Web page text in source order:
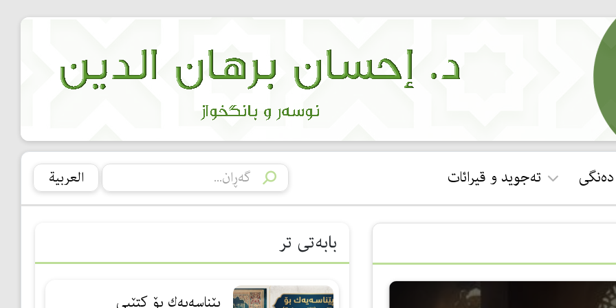
دەنگی تەجوید و قیرائات
ئجازەی قورئان خوێندن
جوان خوێندنەوەی سوڕەتی
فاتیحە
العربیة
بابەتی تر
پێناسەیەك بۆ كتێبی